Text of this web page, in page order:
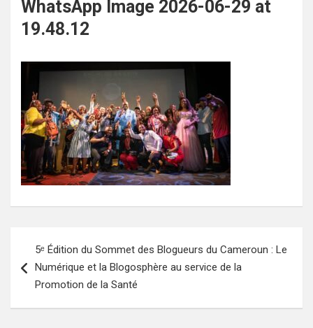
WhatsApp Image 2026-06-29 at
19.48.12
de
l’article
5ᵉ Édition du Sommet des Blogueurs du Cameroun : Le
Numérique et la Blogosphère au service de la
Promotion de la Santé